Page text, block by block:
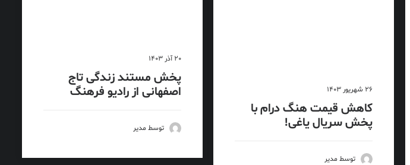
20 آذر 1403
پخش مستند زندگی تاج
اصفهانی از رادیو فرهنگ
توسط مدیر
26 شهریور 1403
کاهش قیمت هنگ درام با
پخش سریال یاغی!
توسط مدیر